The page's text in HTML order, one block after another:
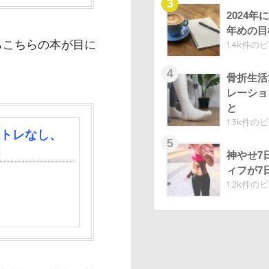
ちらの本が目に
レなし、
2024年
年めの
1.4k件の
骨折生
レーシ
と
1.3k件の
神やせ7
ィフが7
1.2k件の